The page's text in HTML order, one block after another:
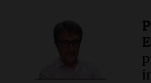
Estiman
de julio será
en CABA
Una mañana para